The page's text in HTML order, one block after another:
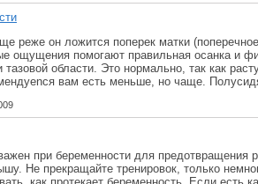
реже он ложится поперек матки
ощущения помогают правильная осанка и
тазовой области. Это нормально, так как
вам есть меньше, но чаще.
при беременности для предотвращения
Не прекращайте тренировок, только